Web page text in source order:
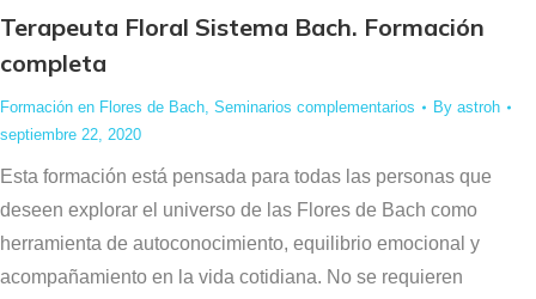
Terapeuta Floral Sistema Bach. Formación
completa
Formación en Flores de Bach, Seminarios complementarios By astroh
septiembre 22, 2020
Esta formación está pensada para todas las personas que
deseen explorar el universo de las Flores de Bach como
herramienta de autoconocimiento, equilibrio emocional y
acompañamiento en la vida cotidiana. No se requieren